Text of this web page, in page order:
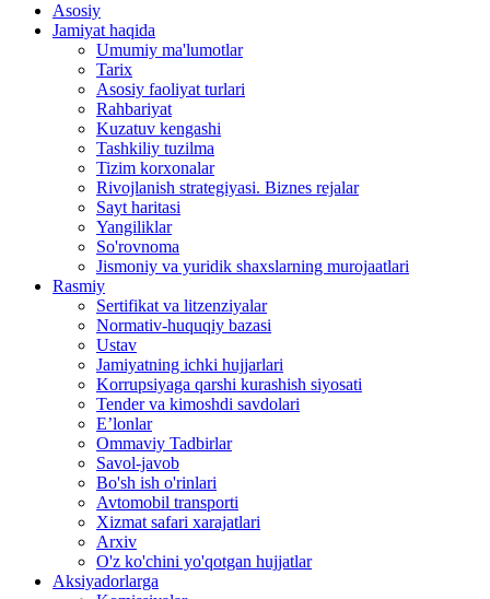
Asosiy
Jamiyat haqida
Umumiy ma'lumotlar
Tarix
Asosiy faoliyat turlari
Rahbariyat
Kuzatuv kengashi
Tashkiliy tuzilma
Tizim korxonalar
Rivojlanish strategiyasi. Biznes rejalar
Sayt haritasi
Yangiliklar
So'rovnoma
Jismoniy va yuridik shaxslarning murojaatlari
Rasmiy
Sertifikat va litzenziyalar
Normativ-huquqiy bazasi
Ustav
Jamiyatning ichki hujjarlari
Korrupsiyaga qarshi kurashish siyosati
Tender va kimoshdi savdolari
E’lonlar
Ommaviy Tadbirlar
Savol-javob
Bo'sh ish o'rinlari
Avtomobil transporti
Xizmat safari xarajatlari
Arxiv
O'z ko'chini yo'qotgan hujjatlar
Aksiyadorlarga